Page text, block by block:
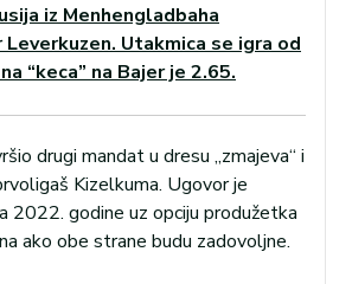
iz Menhengladbaha
Utakmica se igra od
“keca” na Bajer je 2.65.
drugi mandat u dresu „zmajeva“ i
Kizelkuma. Ugovor je
2022. godine uz opciju produžetka
ako obe strane budu zadovoljne.